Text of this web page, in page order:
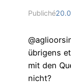
Publiché
übrigens
mit den
nicht?